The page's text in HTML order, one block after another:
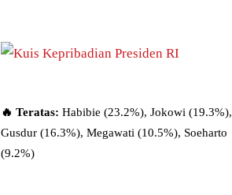
🔥 Teratas: Habibie (23.2%), Jokowi (19.3%),
Gusdur (16.3%), Megawati (10.5%), Soeharto
(9.2%)